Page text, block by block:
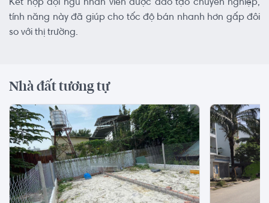
Kết hợp đội ngũ nhân viên được đào tạo chuyên nghiệp,
tính năng này đã giúp cho tốc độ bán nhanh hơn gấp đôi
so với thị trường.
Nhà đất tương tự